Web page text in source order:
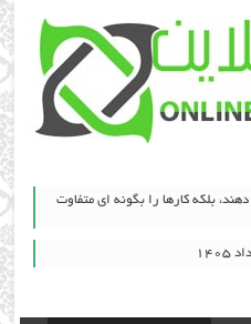
بلکه کارها را بگونه ای متفاوت